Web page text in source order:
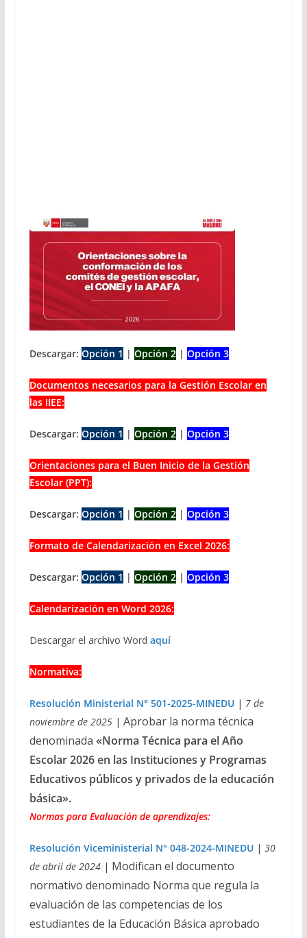
Descargar: Opción 1 | Opción 2| Opción 3
Documentos necesarios para la Gestión Escolar en
las IIEE:
Descargar: Opción 1 | Opción 2| Opción 3
Orientaciones para el Buen Inicio de la Gestión
Escolar (PPT):
Descargar: Opción 1 | Opción 2| Opción 3
Formato de Calendarización en Excel 2026:
Descargar: Opción 1 | Opción 2| Opción 3
Calendarización en Word 2026:
Descargar el archivo Word aquí
Normativa:
Resolución Ministerial N° 501-2025-MINEDU| 7 de
noviembre de 2025| Aprobar la norma técnica
denominada «Norma Técnica para el Año
Escolar 2026 en las Instituciones y Programas
Educativos públicos y privados de la educación
básica».
Normas para Evaluación de aprendizajes:
Resolución Viceministerial N° 048-2024-MINEDU| 30
de abril de 2024| Modifican el documento
normativo denominado Norma que regula la
evaluación de las competencias de los
estudiantes de la Educación Básica aprobado